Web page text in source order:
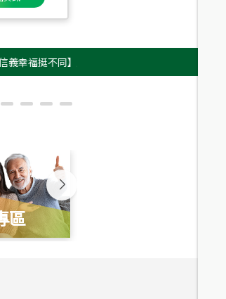
挺不同】用實力，讓升職免抽號碼牌！最新雇主
區